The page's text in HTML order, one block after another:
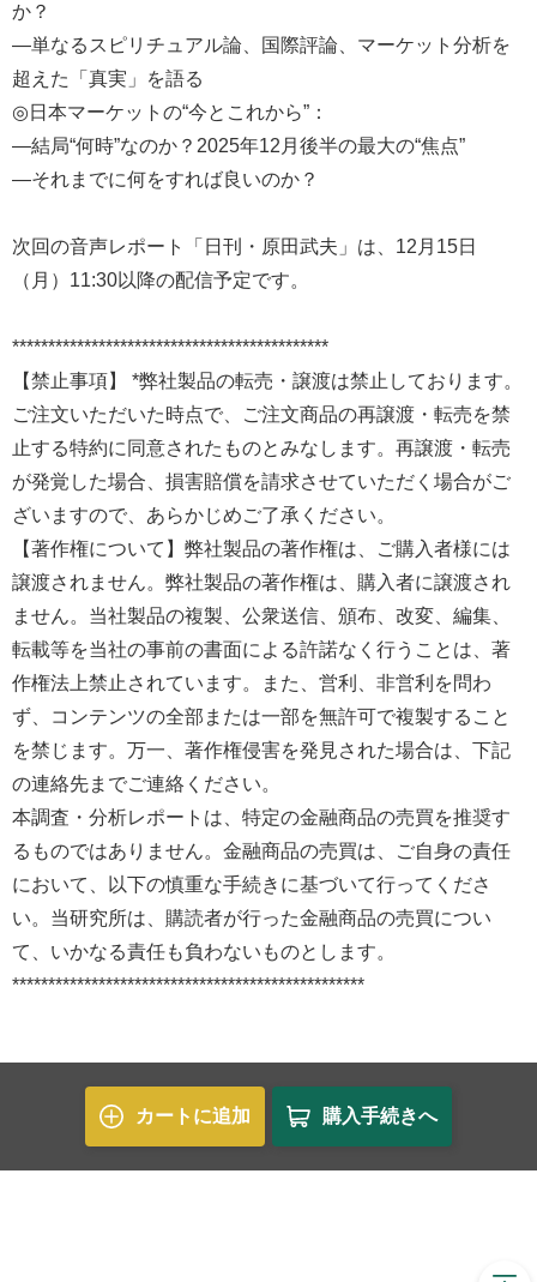
か？
―単なるスピリチュアル論、国際評論、マーケット分析を
超えた「真実」を語る
◎日本マーケットの“今とこれから”：
―結局“何時”なのか？2025年12月後半の最大の“焦点”
―それまでに何をすれば良いのか？
次回の音声レポート「日刊・原田武夫」は、12月15日
（月）11:30以降の配信予定です。
********************************************
【禁止事項】 *弊社製品の転売・譲渡は禁止しております。
ご注文いただいた時点で、ご注文商品の再譲渡・転売を禁
止する特約に同意されたものとみなします。再譲渡・転売
が発覚した場合、損害賠償を請求させていただく場合がご
ざいますので、あらかじめご了承ください。
【著作権について】弊社製品の著作権は、ご購入者様には
譲渡されません。弊社製品の著作権は、購入者に譲渡され
ません。当社製品の複製、公衆送信、頒布、改変、編集、
転載等を当社の事前の書面による許諾なく行うことは、著
作権法上禁止されています。また、営利、非営利を問わ
ず、コンテンツの全部または一部を無許可で複製すること
を禁じます。万一、著作権侵害を発見された場合は、下記
の連絡先までご連絡ください。
本調査・分析レポートは、特定の金融商品の売買を推奨す
るものではありません。金融商品の売買は、ご自身の責任
において、以下の慎重な手続きに基づいて行ってくださ
い。当研究所は、購読者が行った金融商品の売買につい
て、いかなる責任も負わないものとします。
*************************************************
カートに追加 購入手続きへ